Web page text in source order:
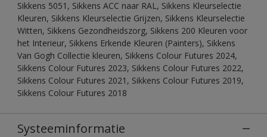
Sikkens 5051, Sikkens ACC naar RAL, Sikkens Kleurselectie
Kleuren, Sikkens Kleurselectie Grijzen, Sikkens Kleurselectie
Witten, Sikkens Gezondheidszorg, Sikkens 200 Kleuren voor
het Interieur, Sikkens Erkende Kleuren (Painters), Sikkens
Van Gogh Collectie kleuren, Sikkens Colour Futures 2024,
Sikkens Colour Futures 2023, Sikkens Colour Futures 2022,
Sikkens Colour Futures 2021, Sikkens Colour Futures 2019,
Sikkens Colour Futures 2018
Systeeminformatie